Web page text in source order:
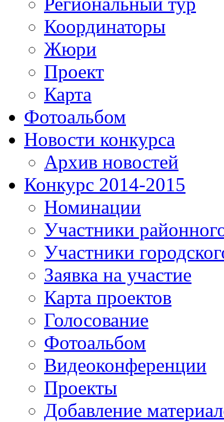
Координаторы
Жюри
Проект
Карта
Фотоальбом
Новости конкурса
Архив новостей
Конкурс 2014-2015
Номинации
Участники
Участники
Заявка на участие
Карта проектов
Голосование
Фотоальбом
Видеоконференции
Проекты
Добавление